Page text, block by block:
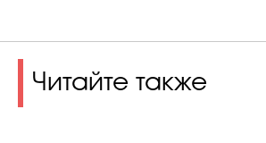
Читайте также